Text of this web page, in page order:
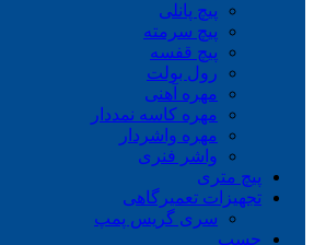
پیچ پانلی
پیچ سرمته
پیچ قفسه
رول بولت
مهره آهنی
مهره کاسه نمددار
مهره واشردار
واشر فنری
پیچ متری
تجهیزات تعمیرگاهی
سری گریس پمپ
چسب